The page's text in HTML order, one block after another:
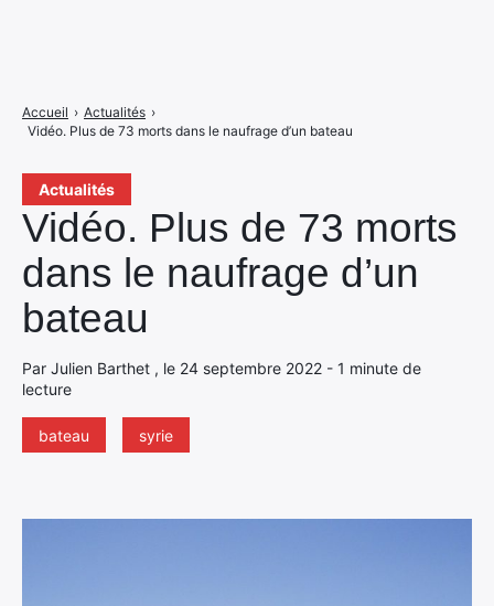
Actualités
Vidéo. Plus de 73 morts
dans le naufrage d’un
bateau
Par Julien Barthet , le 24 septembre 2022 - 1 minute de
lecture
bateau syrie
Accueil › Actualités ›
Vidéo. Plus de 73 morts dans le naufrage d’un bateau